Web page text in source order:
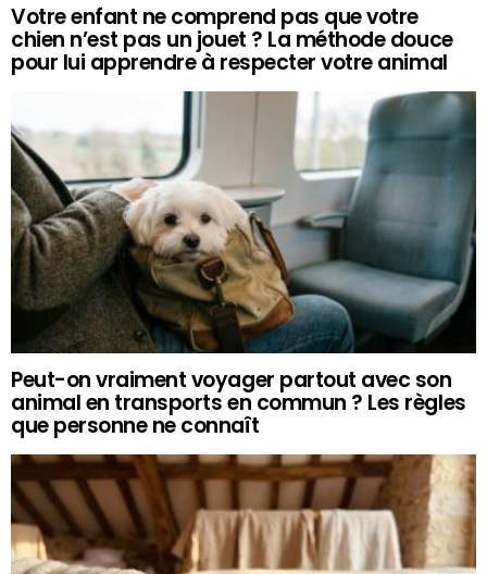
Votre enfant ne comprend pas que votre
chien n’est pas un jouet ? La méthode douce
pour lui apprendre à respecter votre animal
Peut-on vraiment voyager partout avec son
animal en transports en commun ? Les règles
que personne ne connaît